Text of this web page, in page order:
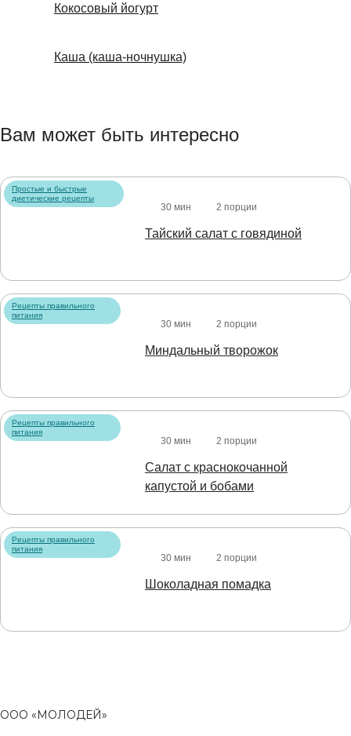
Кокосовый йогурт
Каша (каша-ночнушка)
Вам может быть интересно
Простые и быстрые
диетические рецепты
30 мин 2 порции
Тайский салат с говядиной
Рецепты правильного
питания
30 мин 2 порции
Миндальный творожок
Рецепты правильного
питания
30 мин 2 порции
Салат с краснокочанной
капустой и бобами
Рецепты правильного
питания
30 мин 2 порции
Шоколадная помадка
ООО «МОЛОДЕЙ»